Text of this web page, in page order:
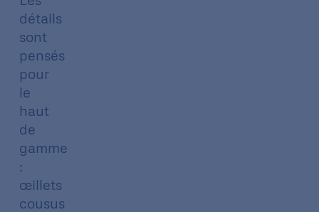
détails
sont
pensés
pour
le
haut
de
gamme
:
œillets
cousus